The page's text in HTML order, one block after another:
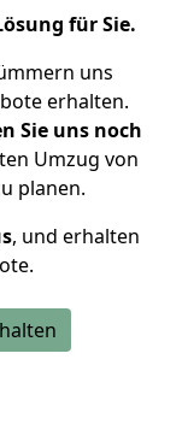
für Sie.
uns
erhalten.
Sie uns noch
Umzug von
planen.
, und erhalten